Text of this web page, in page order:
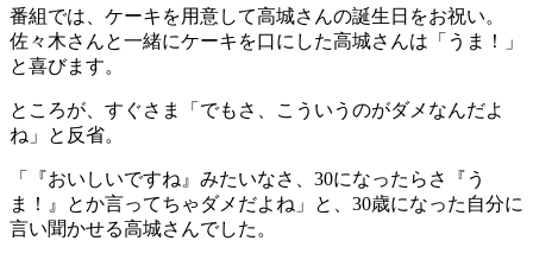
番組では、ケーキを用意して高城さんの誕生日をお祝い。
佐々木さんと一緒にケーキを口にした高城さんは「うま！」
と喜びます。
ところが、すぐさま「でもさ、こういうのがダメなんだよ
ね」と反省。
「『おいしいですね』みたいなさ、30になったらさ『う
ま！』とか言ってちゃダメだよね」と、30歳になった自分に
言い聞かせる高城さんでした。